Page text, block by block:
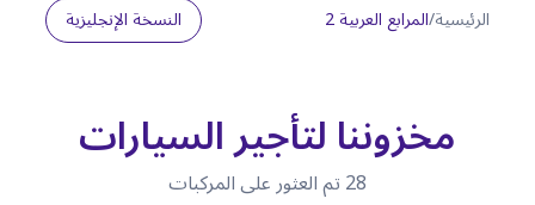
الرئيسية/المرابع العربية 2 النسخة الإنجليزية
مخزوننا لتأجير السيارات
28تم العثور على المركبات